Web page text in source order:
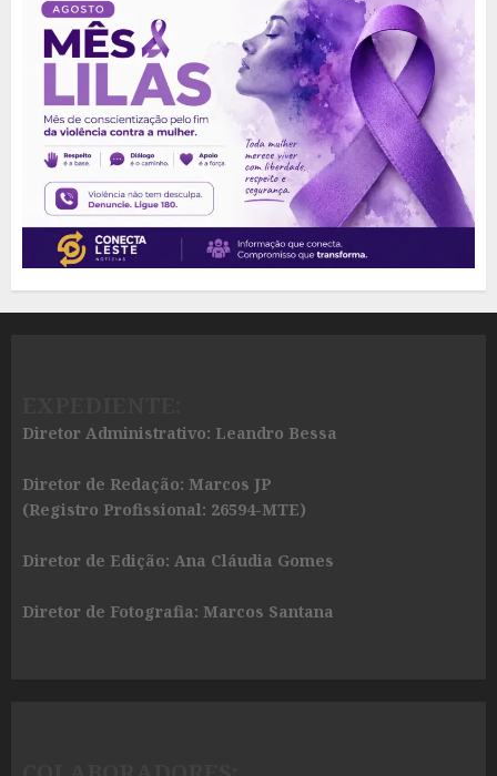
Diretor Administrativo: Leandro Bessa
Diretor de Redação: Marcos JP
(Registro Profissional: 26594-MTE)
Diretor de Edição: Ana Cláudia Gomes
Diretor de Fotografia: Marcos Santana